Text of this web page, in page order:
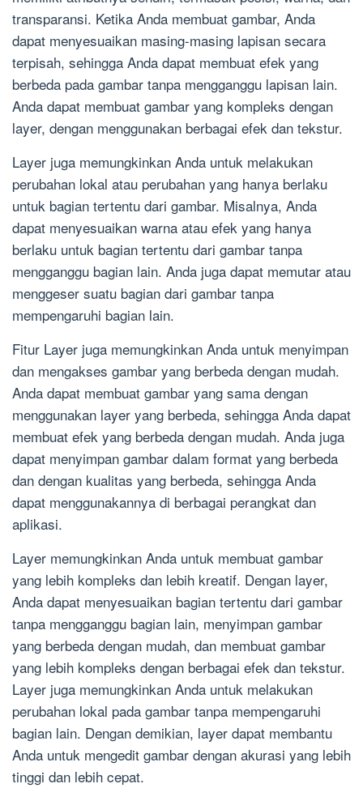
transparansi. Ketika Anda membuat gambar, Anda
dapat menyesuaikan masing-masing lapisan secara
terpisah, sehingga Anda dapat membuat efek yang
berbeda pada gambar tanpa mengganggu lapisan lain.
Anda dapat membuat gambar yang kompleks dengan
layer, dengan menggunakan berbagai efek dan tekstur.
Layer juga memungkinkan Anda untuk melakukan
perubahan lokal atau perubahan yang hanya berlaku
untuk bagian tertentu dari gambar. Misalnya, Anda
dapat menyesuaikan warna atau efek yang hanya
berlaku untuk bagian tertentu dari gambar tanpa
mengganggu bagian lain. Anda juga dapat memutar atau
menggeser suatu bagian dari gambar tanpa
mempengaruhi bagian lain.
Fitur Layer juga memungkinkan Anda untuk menyimpan
dan mengakses gambar yang berbeda dengan mudah.
Anda dapat membuat gambar yang sama dengan
menggunakan layer yang berbeda, sehingga Anda dapat
membuat efek yang berbeda dengan mudah. Anda juga
dapat menyimpan gambar dalam format yang berbeda
dan dengan kualitas yang berbeda, sehingga Anda
dapat menggunakannya di berbagai perangkat dan
aplikasi.
Layer memungkinkan Anda untuk membuat gambar
yang lebih kompleks dan lebih kreatif. Dengan layer,
Anda dapat menyesuaikan bagian tertentu dari gambar
tanpa mengganggu bagian lain, menyimpan gambar
yang berbeda dengan mudah, dan membuat gambar
yang lebih kompleks dengan berbagai efek dan tekstur.
Layer juga memungkinkan Anda untuk melakukan
perubahan lokal pada gambar tanpa mempengaruhi
bagian lain. Dengan demikian, layer dapat membantu
Anda untuk mengedit gambar dengan akurasi yang lebih
tinggi dan lebih cepat.